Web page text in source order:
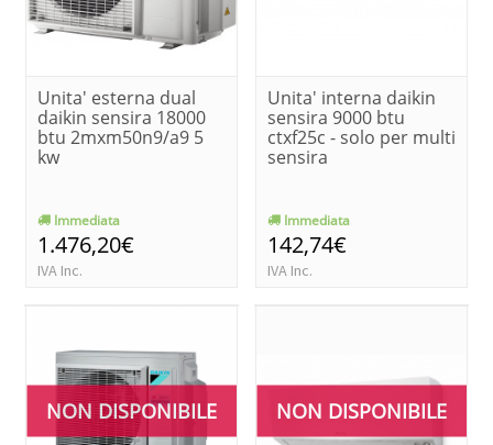
Unita' esterna dual
daikin sensira 18000
btu 2mxm50n9/a9 5
kw
Immediata
1.476,20€
IVA Inc.
Unita' interna daikin
sensira 9000 btu
ctxf25c - solo per multi
sensira
Immediata
142,74€
IVA Inc.
NON DISPONIBILE NON DISPONIBILE